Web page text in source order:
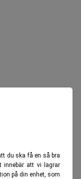
du ska få en så bra
innebär att vi lagrar
på din enhet, som
nordiska
den brittiska